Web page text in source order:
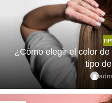
¿Cómo elegir el color
tipo